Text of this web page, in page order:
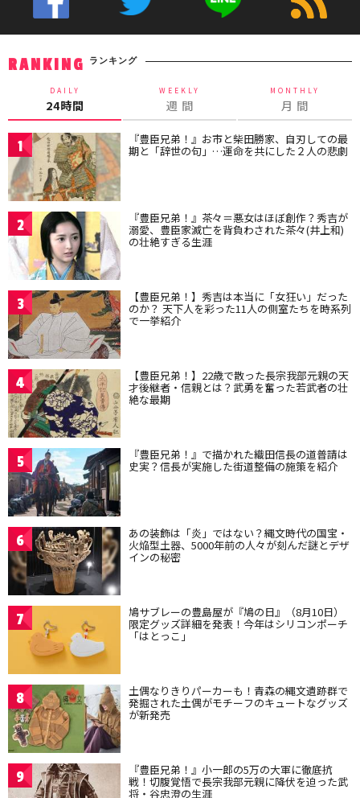
RANKING ランキング
DAILY
24時間
WEEKLY
週 間
MONTHLY
月 間
1 『豊臣兄弟！』お市と柴田勝家、自刃しての最
期と「辞世の句」…運命を共にした２人の悲劇
2 『豊臣兄弟！』茶々＝悪女はほぼ創作？秀吉が
溺愛、豊臣家滅亡を背負わされた茶々(井上和)
の壮絶すぎる生涯
3 【豊臣兄弟！】秀吉は本当に「女狂い」だった
のか？ 天下人を彩った11人の側室たちを時系列
で一挙紹介
4 【豊臣兄弟！】22歳で散った長宗我部元親の天
才後継者・信親とは？武勇を奮った若武者の壮
絶な最期
5 『豊臣兄弟！』で描かれた織田信長の道普請は
史実？信長が実施した街道整備の施策を紹介
6 あの装飾は「炎」ではない？縄文時代の国宝・
火焔型土器、5000年前の人々が刻んだ謎とデザ
インの秘密
7 鳩サブレーの豊島屋が『鳩の日』（8月10日）
限定グッズ詳細を発表！今年はシリコンポーチ
「はとっこ」
8 土偶なりきりパーカーも！青森の縄文遺跡群で
発掘された土偶がモチーフのキュートなグッズ
が新発売
9 『豊臣兄弟！』小一郎の5万の大軍に徹底抗
戦！切腹覚悟で長宗我部元親に降伏を迫った武
将・谷忠澄の生涯